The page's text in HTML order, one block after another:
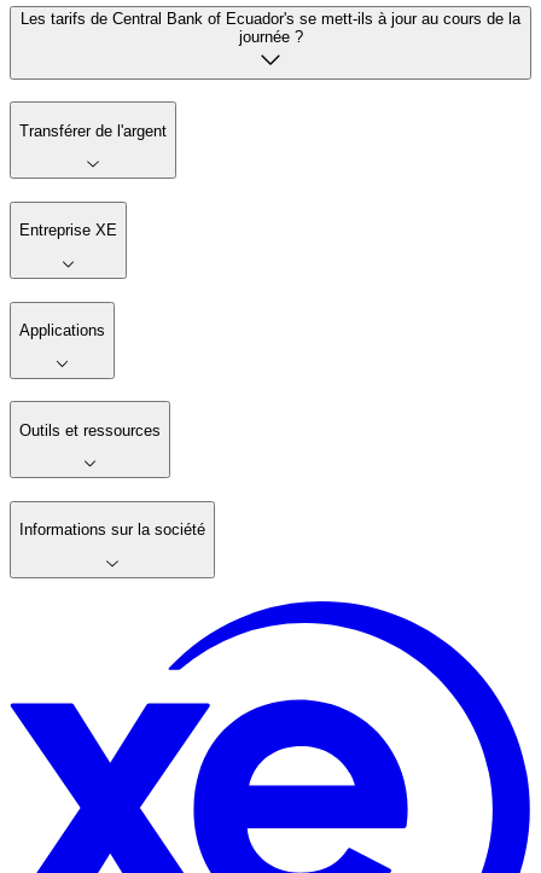
Les tarifs de Central Bank of Ecuador's se mett-ils à jour au cours de la
journée ?
Transférer de l'argent
Entreprise XE
Applications
Outils et ressources
Informations sur la société